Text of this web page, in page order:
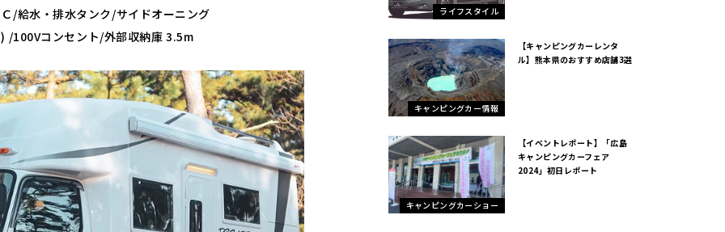
水・排水タンク/サイドオーニング
コンセント/外部収納庫 3.5m
ライフスタイル
キャンピングカー情報
【キャンピングカーレンタ
ル】熊本県のおすすめ店舗3選
キャンピングカーショー
【イベントレポート】「広島
キャンピングカーフェア
2024」初日レポート